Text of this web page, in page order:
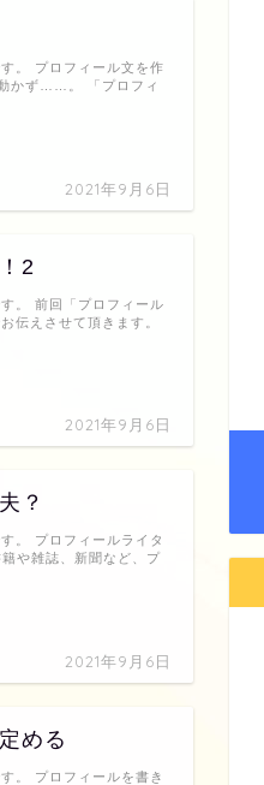
2021年9月6日
。 プロフィール文を作
かず……。 「プロフィ
2
2021年9月6日
。 前回「プロフィール
伝えさせて頂きます。
？
2021年9月6日
。 プロフィールライタ
や雑誌、新聞など、プ
める
。 プロフィールを書き